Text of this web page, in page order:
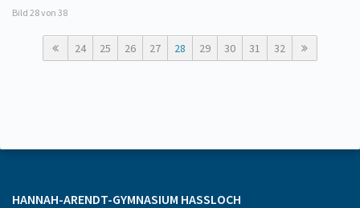
Bild 28von 38
24 25 26 27 28 29 30 31 32
HANNAH-ARENDT-GYMNASIUM HASSLOCH